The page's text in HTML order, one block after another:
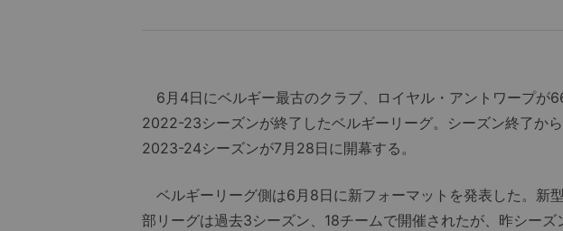
6月4日にベルギー最古のクラブ、ロイヤル・アントワープが
2022-23シーズンが終了したベルギーリーグ。シーズン終了か
2023-24シーズンが7月28日に開幕する。
ベルギーリーグ側は6月8日に新フォーマットを発表した。新
部リーグは過去3シーズン、18チームで開催されたが、昨シー